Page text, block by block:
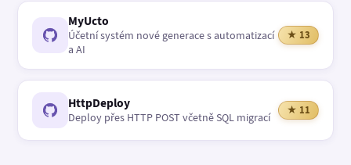
MyUcto
Účetní systém nové generace s automatizací
a AI
★ 13
HttpDeploy
Deploy přes HTTP POST včetně SQL migrací
★ 11